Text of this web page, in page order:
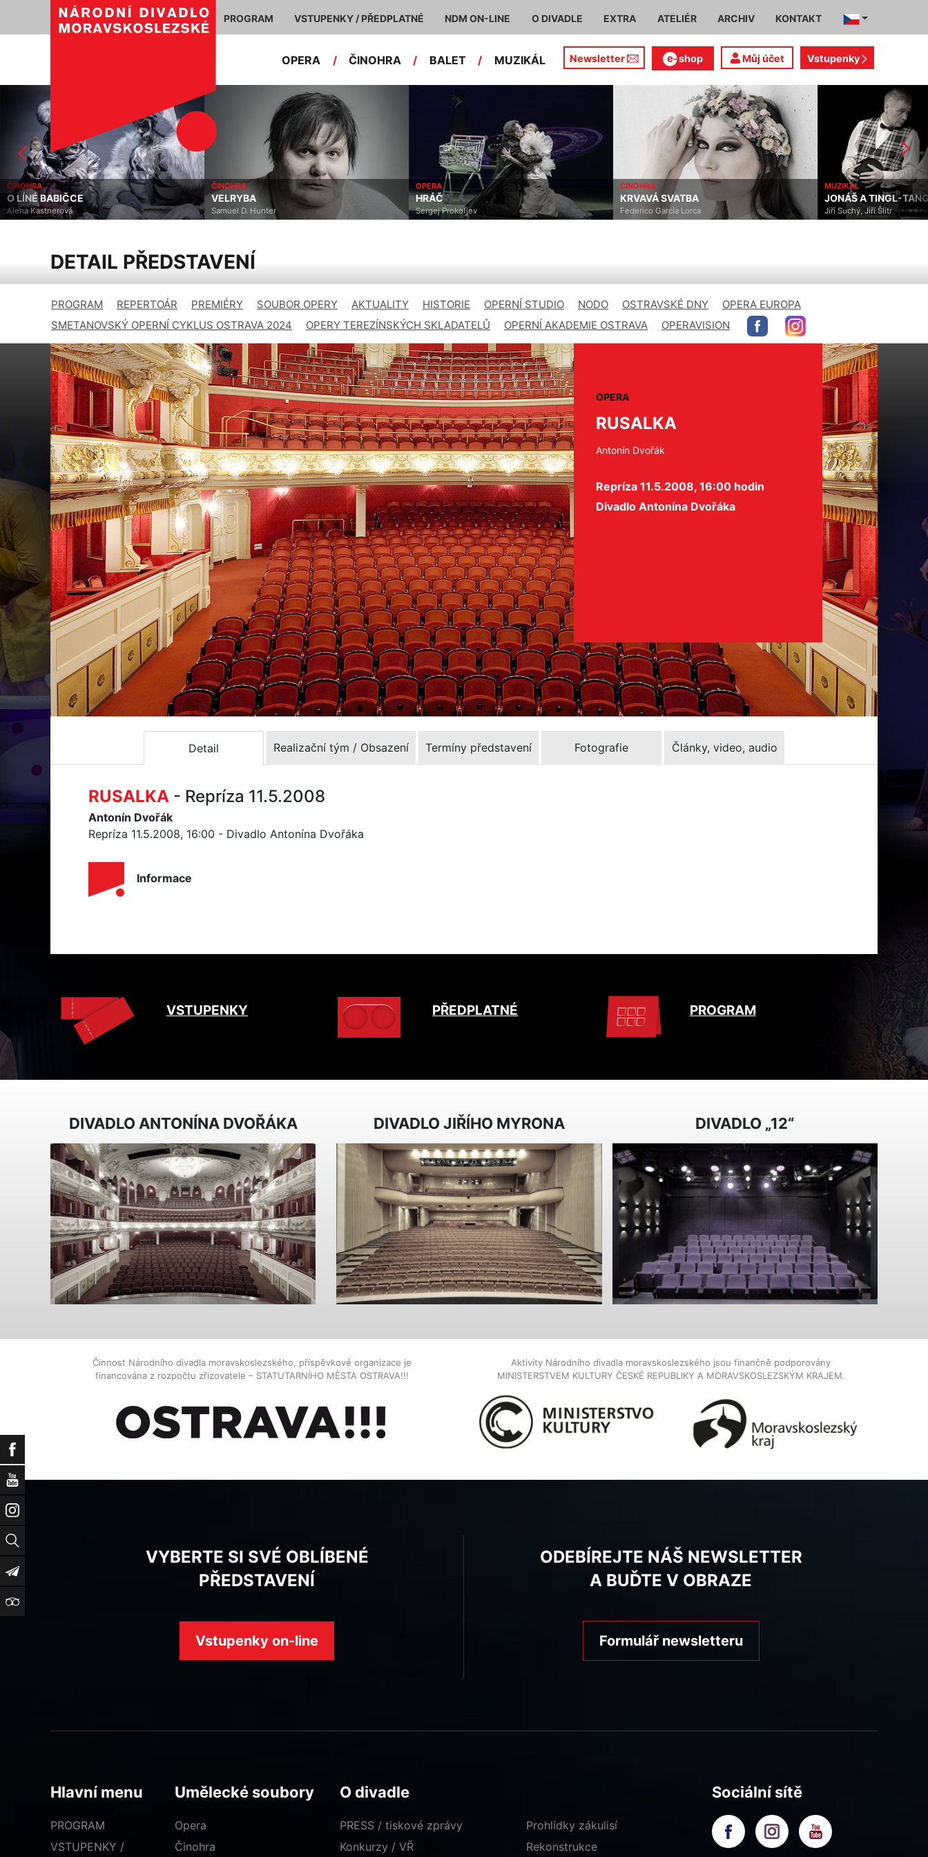
Facebook
YouTube
Instagram
Vyhledat
Newsletter
TripAdvisor
PROGRAM VSTUPENKY / PŘEDPLATNÉ NDM ON-LINE O DIVADLE EXTRA ATELIÉR ARCHIV KONTAKT
OPERA / ČINOHRA / BALET / MUZIKÁL Newsletter shop Můj účet Vstupenky
ČINOHRA
O LÍNÉ BABIČCE
Alena Kastnerová
ČINOHRA
VELRYBA
Samuel D. Hunter
OPERA
HRÁČ
Sergej Prokofjev
ČINOHRA
KRVAVÁ SVATBA
Federico García Lorca
MUZIKÁL
JONÁŠ A TINGL-
Jiří Suchý, Jiří Šlitr
DETAIL PŘEDSTAVENÍ
PROGRAM REPERTOÁR PREMIÉRY SOUBOR OPERY AKTUALITY HISTORIE OPERNÍ STUDIO NODO OSTRAVSKÉ DNY
OPERA EUROPA
SMETANOVSKÝ OPERNÍ CYKLUS OSTRAVA 2024
OPERY TEREZÍNSKÝCH SKLADATELŮ OPERNÍ AKADEMIE OSTRAVA OPERAVISION
OPERA
RUSALKA
Antonín Dvořák
Repríza 11.5.2008, 16:00 hodin
Divadlo Antonína Dvořáka
Detail Realizační tým / Obsazení Termíny představení Fotografie Články, video, audio
RUSALKA - Repríza 11.5.2008
Antonín Dvořák
Repríza 11.5.2008, 16:00 - Divadlo Antonína Dvořáka
Informace
VSTUPENKY PŘEDPLATNÉ PROGRAM
DIVADLO ANTONÍNA DVOŘÁKA DIVADLO JIŘÍHO MYRONA DIVADLO „12“
Činnost Národního divadla moravskoslezského, příspěvkové organizace je
financována z rozpočtu zřizovatele – STATUTARNÍHO MĚSTA OSTRAVA!!!
Aktivity Národního divadla moravskoslezského jsou finančně podporovány
MINISTERSTVEM KULTURY ČESKÉ REPUBLIKY A MORAVSKOSLEZSKÝM KRAJEM.
VYBERTE SI SVÉ OBLÍBENÉ
PŘEDSTAVENÍ
Vstupenky on-line
ODEBÍREJTE NÁŠ NEWSLETTER
A BUĎTE V OBRAZE
Formulář newsletteru
Hlavní menu
PROGRAM
VSTUPENKY /
Umělecké soubory
Opera
Činohra
O divadle
PRESS / tiskové zprávy
Konkurzy / VŘ
Prohlídky zákulisí
Rekonstrukce
Sociální sítě